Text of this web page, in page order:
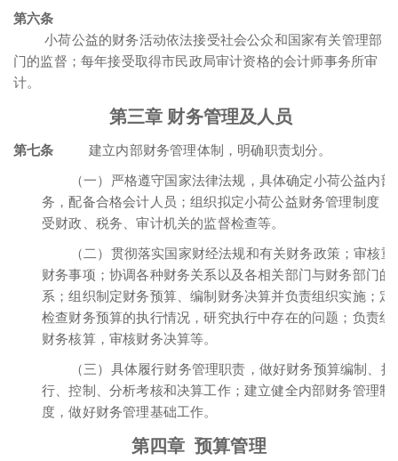
第六条
小荷公益的财务活动依法接受社会公众和国家有关管理部
门的监督；每年接受取得市民政局审计资格的会计师事务所审
计。
第三章 财务管理及人员
第七条 建立内部财务管理体制，明确职责划分。
（一）严格遵守国家法律法规，具体确定小荷公益内部
务，配备合格会计人员；组织拟定小荷公益财务管理制度，
受财政、税务、审计机关的监督检查等。
（二）贯彻落实国家财经法规和有关财务政策；审核重
财务事项；协调各种财务关系以及各相关部门与财务部门的
系；组织制定财务预算、编制财务决算并负责组织实施；定
检查财务预算的执行情况，研究执行中存在的问题；负责组
财务核算，审核财务决算等。
（三）具体履行财务管理职责，做好财务预算编制、执
行、控制、分析考核和决算工作；建立健全内部财务管理制
度，做好财务管理基础工作。
第四章 预算管理